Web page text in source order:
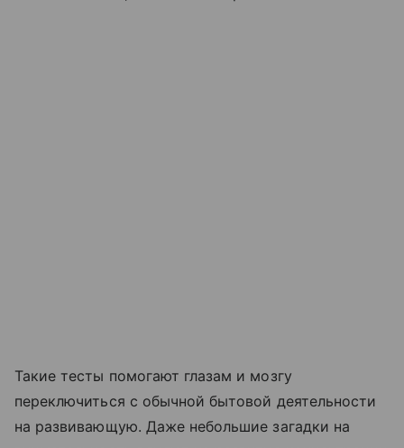
Такие тесты помогают глазам и мозгу
переключиться с обычной бытовой деятельности
на развивающую. Даже небольшие загадки на